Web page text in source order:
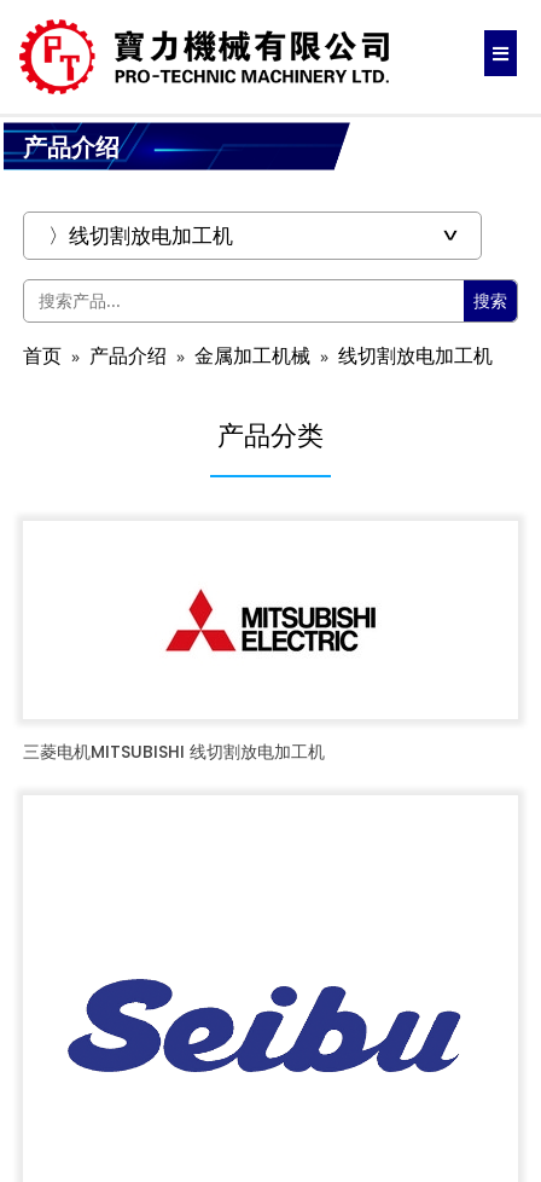
产品介绍
搜索
首页 产品介绍 金属加工机械 线切割放电加工机
产品分类
三菱电机MITSUBISHI 线切割放电加工机